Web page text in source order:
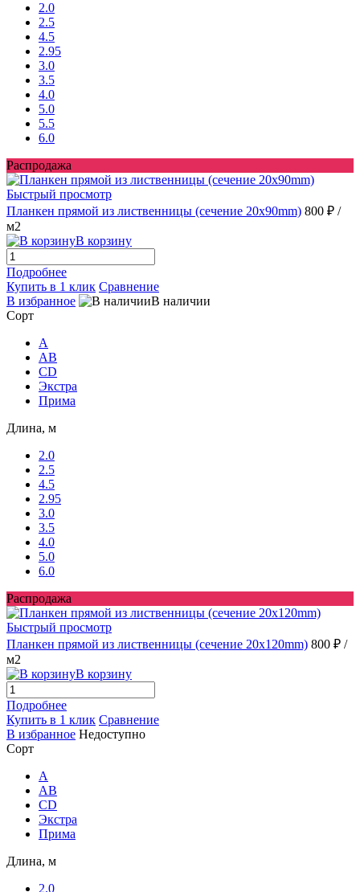
2.0
2.5
4.5
2.95
3.0
3.5
4.0
5.0
5.5
6.0
Распродажа
Быстрый просмотр
Планкен прямой из лиственницы (сечение 20х90mm) 800 ₽ /
м2
В корзину
Подробнее
Купить в 1 клик Сравнение
В избранное
В наличии
Сорт
A
AB
CD
Экстра
Прима
Длина, м
2.0
2.5
4.5
2.95
3.0
3.5
4.0
5.0
6.0
Распродажа
Быстрый просмотр
Планкен прямой из лиственницы (сечение 20х120mm) 800 ₽ /
м2
В корзину
Подробнее
Купить в 1 клик Сравнение
В избранное Недоступно
Сорт
A
AB
CD
Экстра
Прима
Длина, м
2.0